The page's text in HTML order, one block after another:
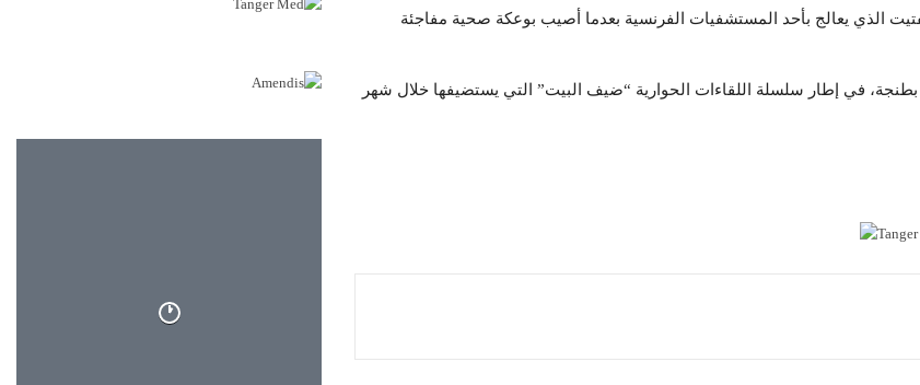
الذي يعالج بأحد المستشفيات الفرنسية بعدما أصيب بوعكة صحية مفاجئة
في إطار سلسلة اللقاءات الحوارية “ضيف البيت” التي يستضيفها خلال شهر